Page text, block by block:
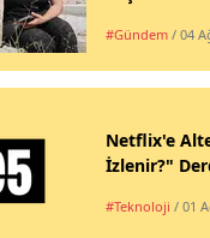
#Gündem / 04
Netflix'e
İzlenir?"
#Teknoloji / 01